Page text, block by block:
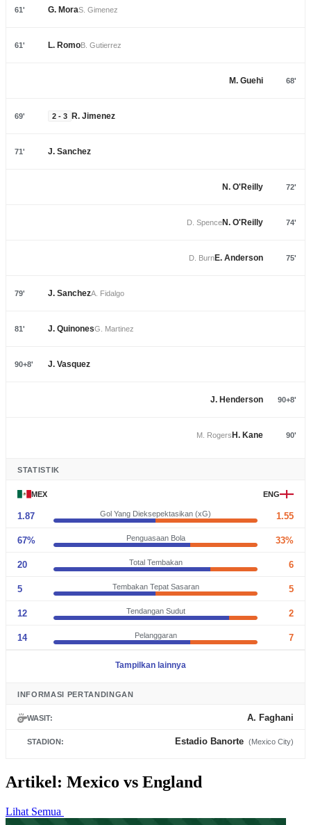
61' G. MoraS. Gimenez
61' L. RomoB. Gutierrez
M. Guehi 68'
69' 2 - 3 R. Jimenez
71' J. Sanchez
N. O'Reilly 72'
D. SpenceN. O'Reilly 74'
D. BurnE. Anderson 75'
79' J. SanchezA. Fidalgo
81' J. QuinonesG. Martinez
90+8' J. Vasquez
J. Henderson 90+8'
M. Rogers H. Kane 90'
STATISTIK
MEX ENG
1.87 Gol Yang Dieksepektasikan (xG) 1.55
67% Penguasaan Bola 33%
20 Total Tembakan 6
5 Tembakan Tepat Sasaran 5
12 Tendangan Sudut 2
14 Pelanggaran 7
Tampilkan lainnya
INFORMASI PERTANDINGAN
WASIT: A. Faghani
STADION: Estadio Banorte (Mexico City)
Artikel: Mexico vs England
Lihat Semua